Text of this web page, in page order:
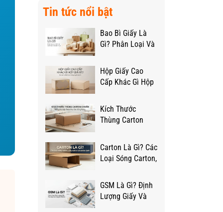
Tin tức nổi bật
Bao Bì Giấy Là
Gì? Phân Loại Và
Bao Bì Khác
Hộp Giấy Cao
Cấp Khác Gì Hộp
Để Chọn Đúng
Ngân Sách
Kích Thước
Thùng Carton
Size Theo Nhu
Cầu Đóng Hàng
Carton Là Gì? Các
Loại Sóng Carton,
Carton Lạnh Từ
A-Z
GSM Là Gì? Định
Lượng Giấy Và